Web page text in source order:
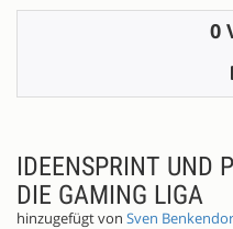
0
IDEENSPRINT UND
DIE GAMING LIGA
hinzugefügt von Sven